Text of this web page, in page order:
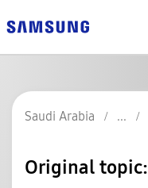
Saudi Arabia
Original topic: